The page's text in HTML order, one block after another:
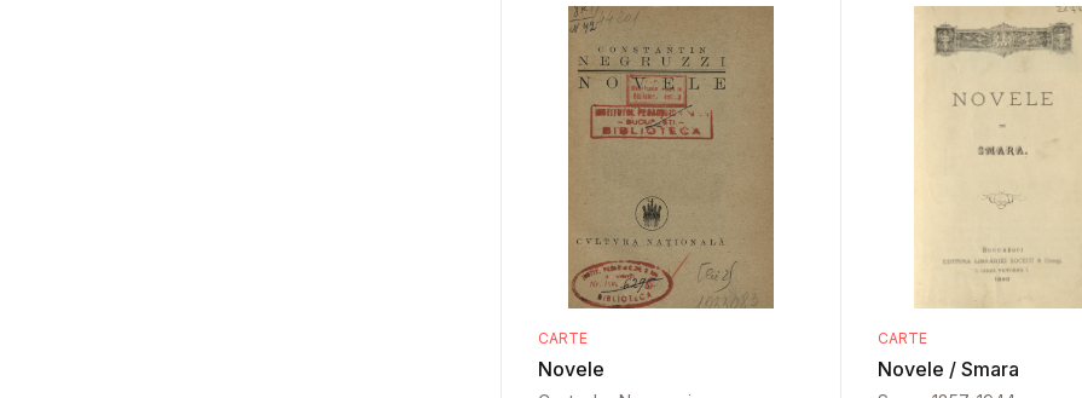
CARTE
Novele
CARTE
Novele / Smara